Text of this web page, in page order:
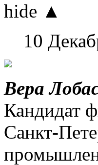
hide ▲
10
Вера
Кандидат
Санкт-